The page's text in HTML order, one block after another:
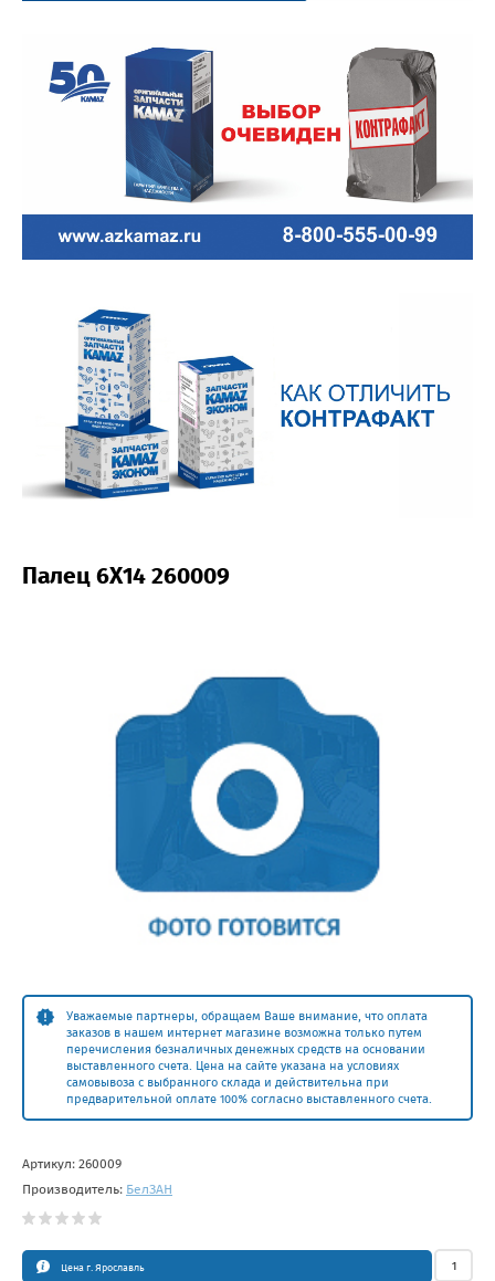
Палец 6Х14 260009
Уважаемые партнеры, обращаем Ваше внимание, что оплата
заказов в нашем интернет магазине возможна только путем
перечисления безналичных денежных средств на основании
выставленного счета. Цена на сайте указана на условиях
самовывоза с выбранного склада и действительна при
предварительной оплате 100% согласно выставленного счета.
Артикул: 260009
Производитель: БелЗAН
Цена г. Ярославль